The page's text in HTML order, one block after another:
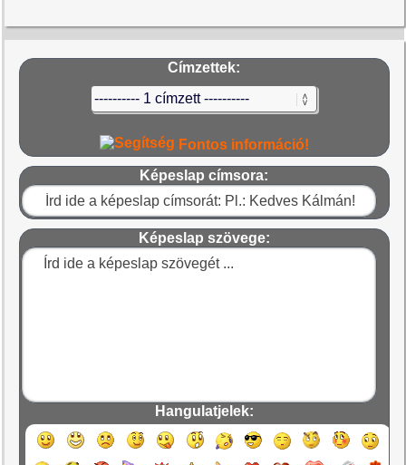
Címzettek:
Fontos információ!
Képeslap címsora:
Képeslap szövege:
Hangulatjelek: